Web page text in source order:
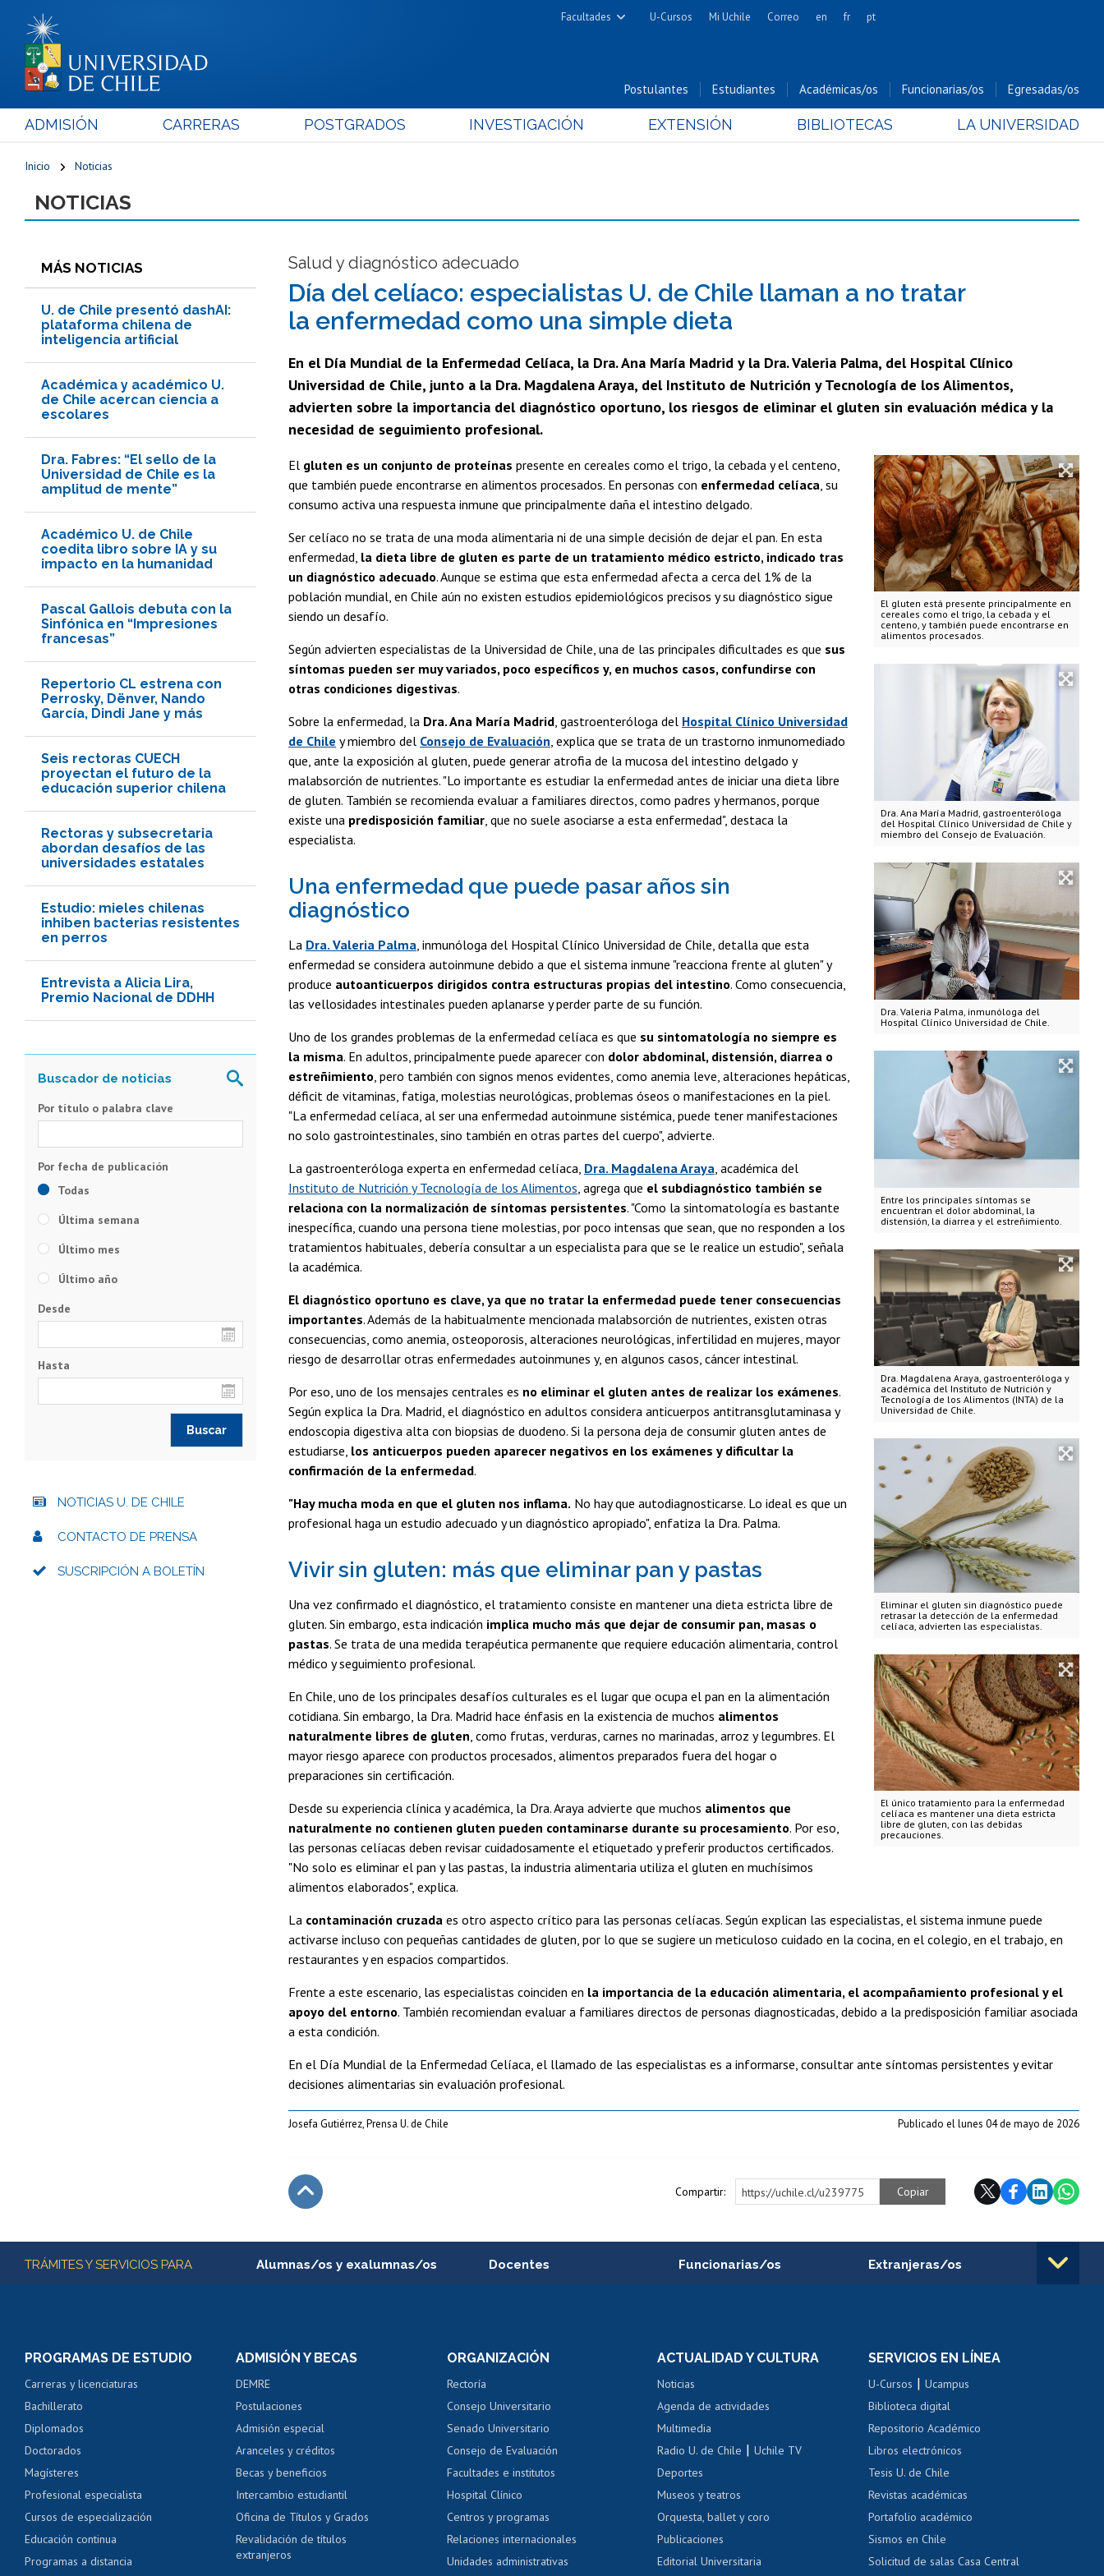
Facultades
Cs. Físicas y Matemáticas
Cs. Forestales y Conservación
Cs. Químicas y Farmacéuticas
Cs. Sociales
Nutrición y Tecnología de
Alimentos
U-Cursos Mi Uchile Correo en fr pt
Postulantes Estudiantes Académicas/os Funcionarias/os Egresadas/os
ADMISIÓN CARRERAS POSTGRADOS INVESTIGACIÓN EXTENSIÓN BIBLIOTECAS LA UNIVERSIDAD
Inicio Noticias
NOTICIAS
MÁS NOTICIAS
U. de Chile presentó dashAI:
plataforma chilena de
inteligencia artificial
Académica y académico U.
de Chile acercan ciencia a
escolares
Dra. Fabres: “El sello de la
Universidad de Chile es la
amplitud de mente”
Académico U. de Chile
coedita libro sobre IA y su
impacto en la humanidad
Pascal Gallois debuta con la
Sinfónica en “Impresiones
francesas”
Repertorio CL estrena con
Perrosky, Dënver, Nando
García, Dindi Jane y más
Seis rectoras CUECH
proyectan el futuro de la
educación superior chilena
Rectoras y subsecretaria
abordan desafíos de las
universidades estatales
Estudio: mieles chilenas
inhiben bacterias resistentes
en perros
Entrevista a Alicia Lira,
Premio Nacional de DDHH
Salud y diagnóstico adecuado
Día del celíaco: especialistas U. de Chile llaman a no tratar
la enfermedad como una simple dieta
En el Día Mundial de la Enfermedad Celíaca, la Dra. Ana María Madrid y la Dra. Valeria Palma, del Hospital Clínico
Universidad de Chile, junto a la Dra. Magdalena Araya, del Instituto de Nutrición y Tecnología de los Alimentos,
advierten sobre la importancia del diagnóstico oportuno, los riesgos de eliminar el gluten sin evaluación médica y la
necesidad de seguimiento profesional.
El gluten está presente principalmente en
cereales como el trigo, la cebada y el
centeno, y también puede encontrarse en
alimentos procesados.
Dra. Ana María Madrid, gastroenteróloga
del Hospital Clínico Universidad de Chile y
miembro del Consejo de Evaluación.
Dra. Valeria Palma, inmunóloga del
Hospital Clínico Universidad de Chile.
Entre los principales síntomas se
encuentran el dolor abdominal, la
distensión, la diarrea y el estreñimiento.
Dra. Magdalena Araya, gastroenteróloga y
académica del Instituto de Nutrición y
Tecnología de los Alimentos (INTA) de la
Universidad de Chile.
Eliminar el gluten sin diagnóstico puede
retrasar la detección de la enfermedad
celíaca, advierten las especialistas.
El único tratamiento para la enfermedad
celíaca es mantener una dieta estricta
libre de gluten, con las debidas
precauciones.
El gluten es un conjunto de proteínas presente en cereales como el trigo, la cebada y el centeno,
que también puede encontrarse en alimentos procesados. En personas con enfermedad celíaca , su
consumo activa una respuesta inmune que principalmente daña el intestino delgado.
Ser celíaco no se trata de una moda alimentaria ni de una simple decisión de dejar el pan. En esta
enfermedad, la dieta libre de gluten es parte de un tratamiento médico estricto, indicado tras
un diagnóstico adecuado. Aunque se estima que esta enfermedad afecta a cerca del 1% de la
población mundial, en Chile aún no existen estudios epidemiológicos precisos y su diagnóstico sigue
siendo un desafío.
Según advierten especialistas de la Universidad de Chile, una de las principales dificultades es que sus
síntomas pueden ser muy variados, poco específicos y, en muchos casos, confundirse con
otras condiciones digestivas.
Sobre la enfermedad, la Dra. Ana María Madrid , gastroenteróloga del Hospital Clínico Universidad
de Chile y miembro del Consejo de Evaluación , explica que se trata de un trastorno inmunomediado
que, ante la exposición al gluten, puede generar atrofia de la mucosa del intestino delgado y
malabsorción de nutrientes. "Lo importante es estudiar la enfermedad antes de iniciar una dieta libre
de gluten. También se recomienda evaluar a familiares directos, como padres y hermanos, porque
existe una predisposición familiar , que no suele asociarse a esta enfermedad", destaca la
especialista.
Una enfermedad que puede pasar años sin
diagnóstico
La Dra. Valeria Palma , inmunóloga del Hospital Clínico Universidad de Chile, detalla que esta
enfermedad se considera autoinmune debido a que el sistema inmune "reacciona frente al gluten" y
produce autoanticuerpos dirigidos contra estructuras propias del intestino. Como consecuencia,
las vellosidades intestinales pueden aplanarse y perder parte de su función.
Uno de los grandes problemas de la enfermedad celíaca es que su sintomatología no siempre es
la misma. En adultos, principalmente puede aparecer con dolor abdominal, distensión, diarrea o
estreñimiento , pero también con signos menos evidentes, como anemia leve, alteraciones hepáticas,
déficit de vitaminas, fatiga, molestias neurológicas, problemas óseos o manifestaciones en la piel.
"La enfermedad celíaca, al ser una enfermedad autoinmune sistémica, puede tener manifestaciones
no solo gastrointestinales, sino también en otras partes del cuerpo", advierte.
La gastroenteróloga experta en enfermedad celíaca, Dra. Magdalena Araya , académica del
Instituto de Nutrición y Tecnología de los Alimentos , agrega que el subdiagnóstico también se
relaciona con la normalización de síntomas persistentes. "Como la sintomatología es bastante
inespecífica, cuando una persona tiene molestias, por poco intensas que sean, que no responden a los
tratamientos habituales, debería consultar a un especialista para que se le realice un estudio", señala
la académica.
El diagnóstico oportuno es clave, ya que no tratar la enfermedad puede tener consecuencias
importantes. Además de la habitualmente mencionada malabsorción de nutrientes, existen otras
consecuencias, como anemia, osteoporosis, alteraciones neurológicas, infertilidad en mujeres, mayor
riesgo de desarrollar otras enfermedades autoinmunes y, en algunos casos, cáncer intestinal.
Por eso, uno de los mensajes centrales es no eliminar el gluten antes de realizar los exámenes.
Según explica la Dra. Madrid, el diagnóstico en adultos considera anticuerpos antitransglutaminasa y
endoscopia digestiva alta con biopsias de duodeno. Si la persona deja de consumir gluten antes de
estudiarse, los anticuerpos pueden aparecer negativos en los exámenes y dificultar la
confirmación de la enfermedad.
"Hay mucha moda en que el gluten nos inflama. No hay que autodiagnosticarse. Lo ideal es que un
profesional haga un estudio adecuado y un diagnóstico apropiado", enfatiza la Dra. Palma.
Vivir sin gluten: más que eliminar pan y pastas
Una vez confirmado el diagnóstico, el tratamiento consiste en mantener una dieta estricta libre de
gluten. Sin embargo, esta indicación implica mucho más que dejar de consumir pan, masas o
pastas. Se trata de una medida terapéutica permanente que requiere educación alimentaria, control
médico y seguimiento profesional.
En Chile, uno de los principales desafíos culturales es el lugar que ocupa el pan en la alimentación
cotidiana. Sin embargo, la Dra. Madrid hace énfasis en la existencia de muchos alimentos
naturalmente libres de gluten , como frutas, verduras, carnes no marinadas, arroz y legumbres. El
mayor riesgo aparece con productos procesados, alimentos preparados fuera del hogar o
preparaciones sin certificación.
Desde su experiencia clínica y académica, la Dra. Araya advierte que muchos alimentos que
naturalmente no contienen gluten pueden contaminarse durante su procesamiento. Por eso,
las personas celíacas deben revisar cuidadosamente el etiquetado y preferir productos certificados.
"No solo es eliminar el pan y las pastas, la industria alimentaria utiliza el gluten en muchísimos
alimentos elaborados", explica.
La contaminación cruzada es otro aspecto crítico para las personas celíacas. Según explican las especialistas, el sistema inmune puede
activarse incluso con pequeñas cantidades de gluten, por lo que se sugiere un meticuloso cuidado en la cocina, en el colegio, en el trabajo, en
restaurantes y en espacios compartidos.
Frente a este escenario, las especialistas coinciden en la importancia de la educación alimentaria, el acompañamiento profesional y el
apoyo del entorno. También recomiendan evaluar a familiares directos de personas diagnosticadas, debido a la predisposición familiar asociada
a esta condición.
En el Día Mundial de la Enfermedad Celíaca, el llamado de las especialistas es a informarse, consultar ante síntomas persistentes y evitar
decisiones alimentarias sin evaluación profesional.
Josefa Gutiérrez, Prensa U. de Chile Publicado el lunes 04 de mayo de 2026
Compartir: https://uchile.cl/u239775 Copiar
Por título o palabra clave
Todas
Última semana
Último mes
Último año
Desde
Hasta
NOTICIAS U. DE CHILE
CONTACTO DE PRENSA
SUSCRIPCIÓN A BOLETÍN
Más información
TRÁMITES Y SERVICIOS PARA Alumnas/os y exalumnas/os
Consulta y certificado de notas
Servicio médico y dental
Pago de arancel y crédito alumnos
Pago de arancel y crédito exalumnos
Certificado de títulos y grados
Docentes
Perfeccionamiento
Evaluación docente
Calificación académica
Postulación al AUCAI
Funcionarias/os
Portal de movilidad interna
Certificado de renta
Certificado de renta
Gestión de correo uchile
Extranjeras/os
Movilidad Estudiantil
Cursos de español
Acoso laboral, sexual y violencia
PROGRAMAS DE ESTUDIO
Carreras y licenciaturas
Bachillerato
Diplomados
Doctorados
Magísteres
Profesional especialista
Cursos de especialización
Educación continua
Programas a distancia
ADMISIÓN Y BECAS
DEMRE
Postulaciones
Admisión especial
Aranceles y créditos
Becas y beneficios
Intercambio estudiantil
Oficina de Títulos y Grados
Revalidación de títulos
extranjeros
ORGANIZACIÓN
Rectoría
Consejo Universitario
Senado Universitario
Consejo de Evaluación
Facultades e institutos
Hospital Clínico
Centros y programas
Relaciones internacionales
Unidades administrativas
ACTUALIDAD Y CULTURA
Noticias
Agenda de actividades
Multimedia
Radio U. de Chile |Uchile TV
Deportes
Museos y teatros
Orquesta, ballet y coro
Publicaciones
Editorial Universitaria
SERVICIOS EN LÍNEA
U-Cursos |Ucampus
Biblioteca digital
Repositorio Académico
Libros electrónicos
Tesis U. de Chile
Revistas académicas
Portafolio académico
Sismos en Chile
Solicitud de salas Casa Central